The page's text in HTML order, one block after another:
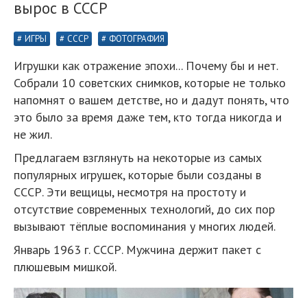
вырос в СССР
ИГРЫ СССР ФОТОГРАФИЯ
Игрушки как отражение эпохи... Почему бы и нет.
Собрали 10 советских снимков, которые не только
напомнят о вашем детстве, но и дадут понять, что
это было за время даже тем, кто тогда никогда и
не жил.
Предлагаем взглянуть на некоторые из самых
популярных игрушек, которые были созданы в
СССР. Эти вещицы, несмотря на простоту и
отсутствие современных технологий, до сих пор
вызывают тёплые воспоминания у многих людей.
Январь 1963 г. СССР. Мужчина держит пакет с
плюшевым мишкой.